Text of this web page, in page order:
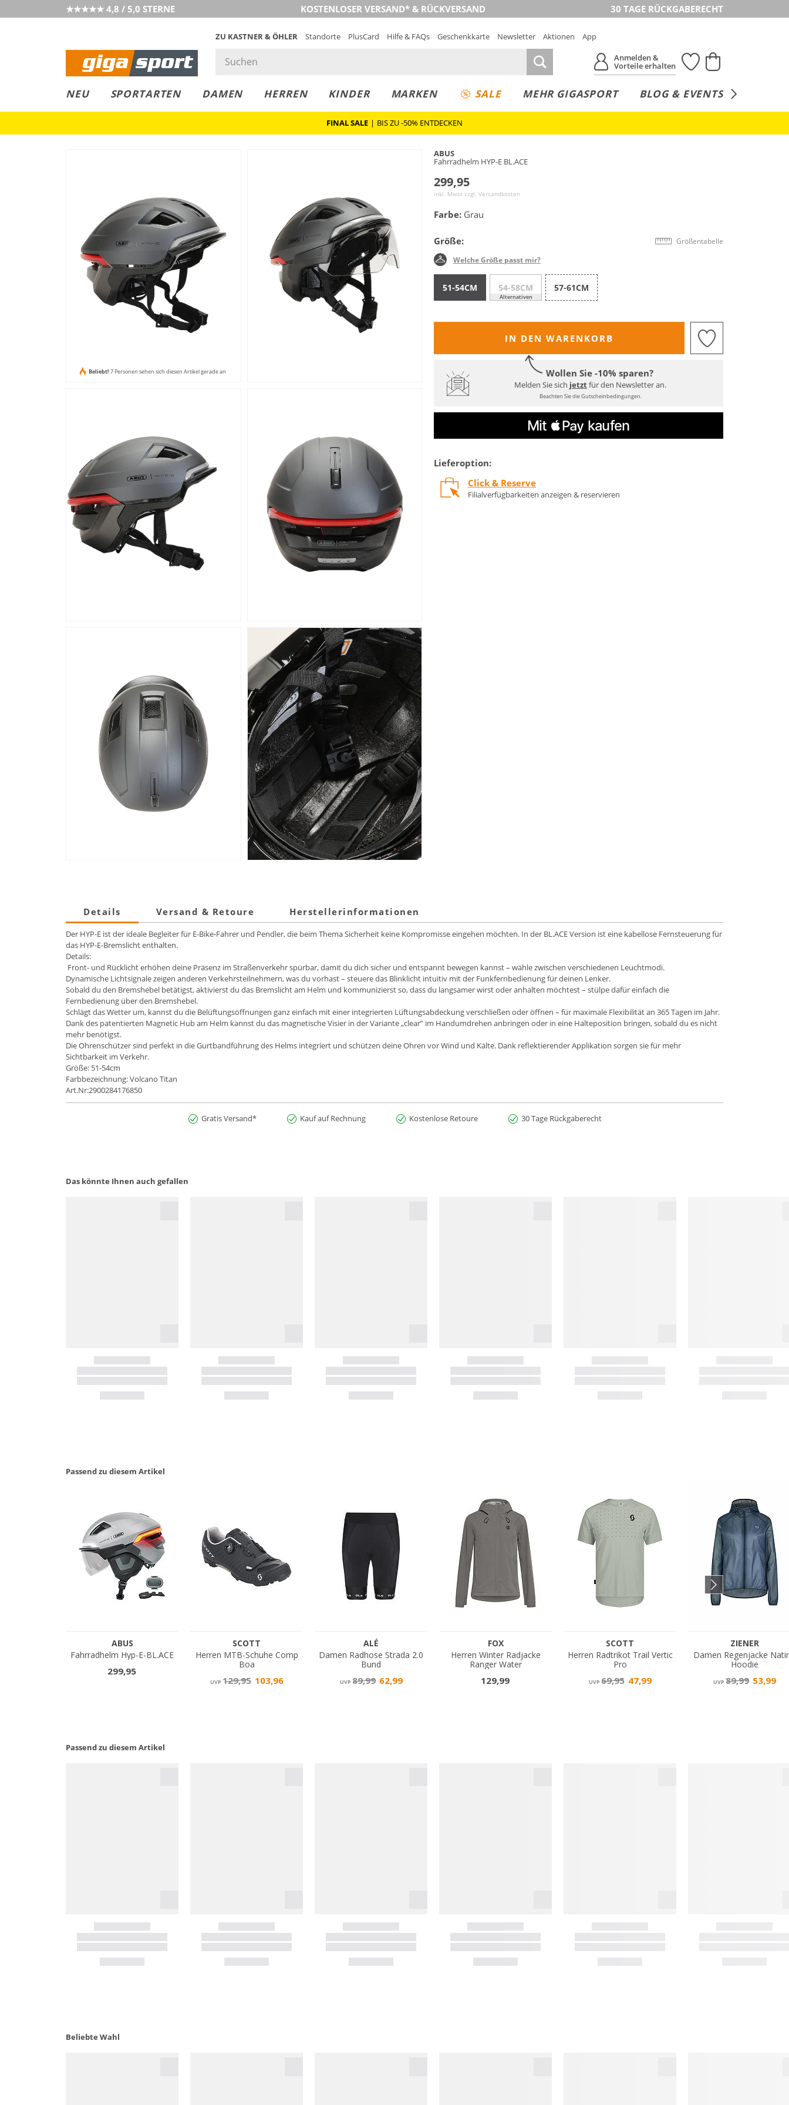
★★★★★ 4,8 / 5,0 STERNE KOSTENLOSER VERSAND* & RÜCKVERSAND 30 TAGE RÜCKGABERECHT
ZU KASTNER & ÖHLER Standorte PlusCard Hilfe & FAQs Geschenkkarte Newsletter Aktionen
App
Anmelden &
Vorteile erhalten
NEU SPORTARTEN DAMEN HERREN KINDER MARKEN SALE MEHR GIGASPORT BLOG & EVENTS
LEASING
COLLECT
RESERVE
FINAL SALE | BIS ZU -50% ENTDECKEN
Beliebt! 7 Personen sehen sich diesen Artikel gerade an
ABUS
Fahrradhelm HYP-E BL.ACE
299,95
inkl. Mwst zzgl. Versandkosten
Farbe: Grau
Größe: Größentabelle
Welche Größe passt mir?
51-54CM 54-58CM
Alternativen
57-61CM
IN DEN WARENKORB
Wollen Sie -10% sparen?
Melden Sie sich jetztfür den Newsletter an.
Beachten Sie die Gutscheinbedingungen.
Lieferoption:
Click & Reserve
Filialverfügbarkeiten anzeigen & reservieren
Details Versand & Retoure Herstellerinformationen
Der HYP-E ist der ideale Begleiter für E-Bike-Fahrer und Pendler, die beim Thema Sicherheit keine Kompromisse eingehen möchten. In der BL.ACE Version ist eine kabellose Fernsteuerung für
das HYP-E-Bremslicht enthalten.
Details:
Front- und Rücklicht erhöhen deine Präsenz im Straßenverkehr spürbar, damit du dich sicher und entspannt bewegen kannst – wähle zwischen verschiedenen Leuchtmodi.
Dynamische Lichtsignale zeigen anderen Verkehrsteilnehmern, was du vorhast – steuere das Blinklicht intuitiv mit der Funkfernbedienung für deinen Lenker.
Sobald du den Bremshebel betätigst, aktivierst du das Bremslicht am Helm und kommunizierst so, dass du langsamer wirst oder anhalten möchtest – stülpe dafür einfach die
Fernbedienung über den Bremshebel.
Schlägt das Wetter um, kannst du die Belüftungsöffnungen ganz einfach mit einer integrierten Lüftungsabdeckung verschließen oder öffnen – für maximale Flexibilität an 365 Tagen im Jahr.
Dank des patentierten Magnetic Hub am Helm kannst du das magnetische Visier in der Variante „clear” im Handumdrehen anbringen oder in eine Halteposition bringen, sobald du es nicht
mehr benötigst.
Die Ohrenschützer sind perfekt in die Gurtbandführung des Helms integriert und schützen deine Ohren vor Wind und Kälte. Dank reflektierender Applikation sorgen sie für mehr
Sichtbarkeit im Verkehr.
Größe: 51-54cm
Farbbezeichnung: Volcano Titan
Art.Nr:2900284176850
Gratis Versand* Kauf auf Rechnung Kostenlose Retoure 30 Tage Rückgaberecht
Das könnte Ihnen auch gefallen
Passend zu diesem Artikel
Passend zu diesem Artikel
Beliebte Wahl